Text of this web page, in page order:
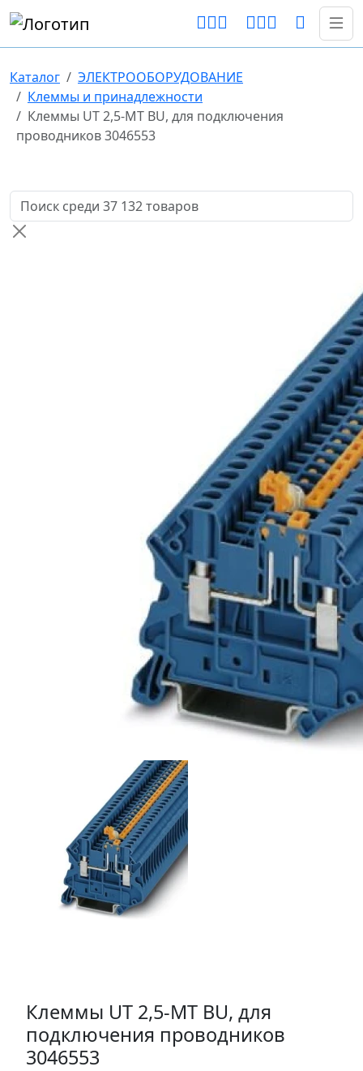
Каталог
ЭЛЕКТРООБОРУДОВАНИЕ
Клеммы и принадлежности
Клеммы UT 2,5-MT BU, для подключения
проводников 3046553
Поиск товаров по названию или артикулу
Клеммы UT 2,5-MT BU, для
подключения проводников
3046553